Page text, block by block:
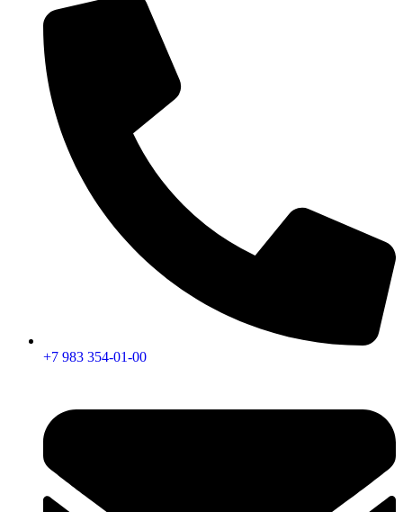
+7 983 354-01-00